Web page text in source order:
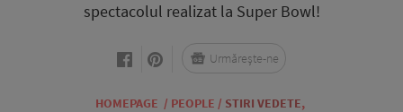
spectacolul realizat la Super Bowl!
HOMEPAGE / PEOPLE / STIRI VEDETE,
Urmărește-ne